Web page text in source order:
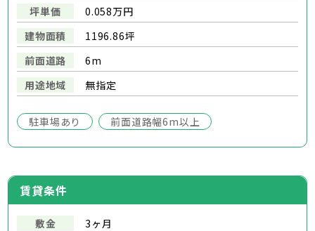
坪単価
0.058万円
建物面積
1196.86坪
前面道路
6m
用途地域
無指定
駐車場あり 前面道路幅6m以上
賃貸条件
敷金
3ヶ月